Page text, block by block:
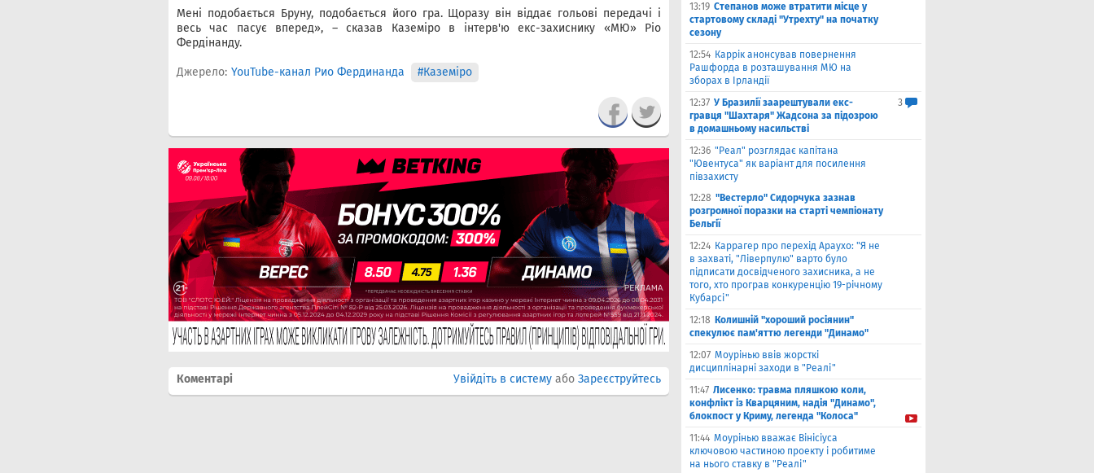
Мені подобається Бруну, подобається його гра. Щоразу він віддає гольові передачі і
весь час пасує вперед», – сказав Каземіро в інтерв'ю екс-захиснику «МЮ» Ріо
Фердінанду.
Джерело: YouTube-канал Рио Фердинанда #Каземіро
Коментарі Увійдіть в систему або Зареєструйтесь
13:19 Степанов може втратити місце у
стартовому складі "Утрехту" на початку
сезону
12:54 Каррік анонсував повернення
Рашфорда в розташування МЮ на
зборах в Ірландії
12:37 У Бразилії заарештували екс-
гравця "Шахтаря" Жадсона за підозрою
в домашньому насильстві
3
12:36 "Реал" розглядає капітана
"Ювентуса" як варіант для посилення
півзахисту
12:28 "Вестерло" Сидорчука зазнав
розгромної поразки на старті чемпіонату
Бельгії
12:24 Каррагер про перехід Араухо: "Я не
в захваті, "Ліверпулю" варто було
підписати досвідченого захисника, а не
того, хто програв конкуренцію 19-річному
Кубарсі"
12:18 Колишнiй "хороший росіянин"
спекулює пам'яттю легенди "Динамо"
12:07 Моурінью ввів жорсткі
дисциплінарні заходи в "Реалі"
11:47 Лисенко: травма пляшкою коли,
конфлікт із Кварцяним, надія "Динамо",
блокпост у Криму, легенда "Колоса"
11:44 Моурінью вважає Вінісіуса
ключовою частиною проекту і робитиме
на нього ставку в "Реалі"